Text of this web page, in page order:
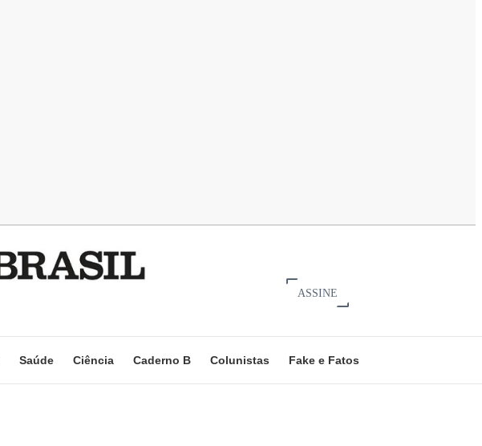
ASSINE
Saúde Ciência Caderno B Colunistas Fake e Fatos